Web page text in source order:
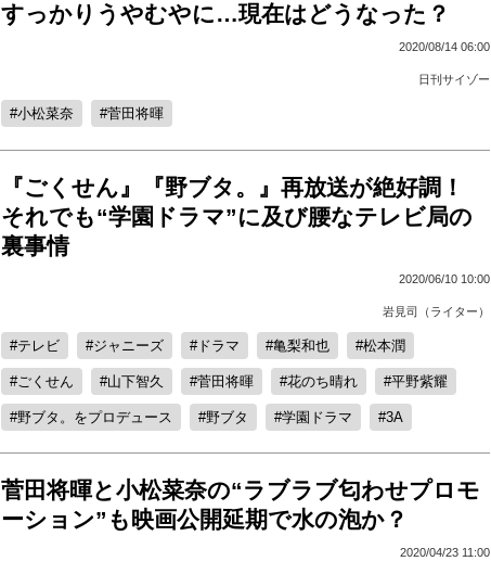
すっかりうやむやに…現在はどうなった？
2020/08/14 06:00
日刊サイゾー
小松菜奈 菅田将暉
『ごくせん』『野ブタ。』再放送が絶好調！
それでも“学園ドラマ”に及び腰なテレビ局の
裏事情
2020/06/10 10:00
岩見司（ライター）
テレビ ジャニーズ ドラマ 亀梨和也 松本潤
ごくせん 山下智久 菅田将暉 花のち晴れ 平野紫耀
野ブタ。をプロデュース 野ブタ 学園ドラマ 3A
菅田将暉と小松菜奈の“ラブラブ匂わせプロモ
ーション”も映画公開延期で水の泡か？
2020/04/23 11:00